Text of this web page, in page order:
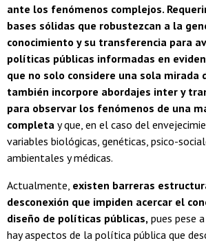
ante los fenómenos complejos.
bases sólidas que robustezcan a la
conocimiento y su transferencia para
políticas públicas informadas en
que no solo considere una sola mirada
también incorpore abordajes inter y
para observar los fenómenos de una
completa y que, en el caso del
variables biológicas, genéticas, psico-
ambientales y médicas.
Actualmente, existen barreras
desconexión que impiden acercar el
diseño de políticas públicas, pues pese
hay aspectos de la política pública que